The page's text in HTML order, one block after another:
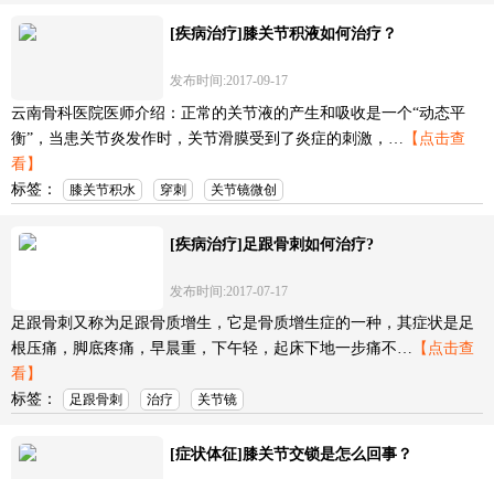
[疾病治疗]膝关节积液如何治疗？
发布时间:2017-09-17
云南骨科医院医师介绍：正常的关节液的产生和吸收是一个“动态平
衡”，当患关节炎发作时，关节滑膜受到了炎症的刺激，…
【点击查
看】
标签：
膝关节积水 穿刺 关节镜微创
[疾病治疗]足跟骨刺如何治疗?
发布时间:2017-07-17
足跟骨刺又称为足跟骨质增生，它是骨质增生症的一种，其症状是足
根压痛，脚底疼痛，早晨重，下午轻，起床下地一步痛不… 【点击查
看】
标签：
足跟骨刺 治疗 关节镜
[症状体征]膝关节交锁是怎么回事？